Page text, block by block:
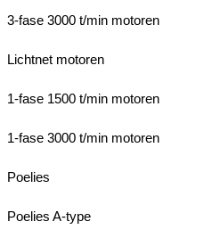
3-fase 3000 t/min motoren
Lichtnet motoren
1-fase 1500 t/min motoren
1-fase 3000 t/min motoren
Poelies
Poelies A-type